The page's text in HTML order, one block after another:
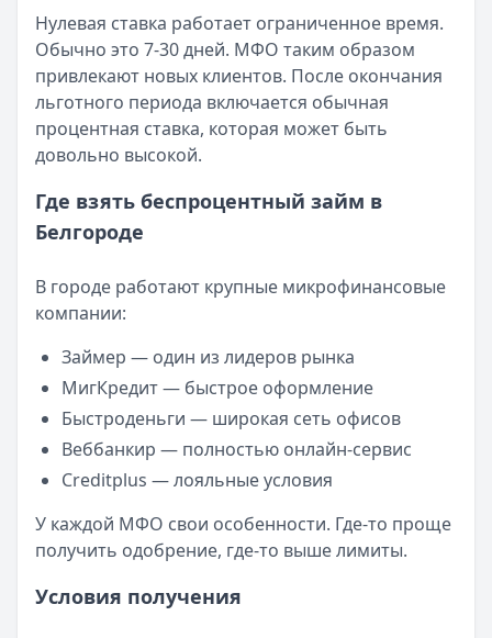
57 сервисов микрозаймов через Госуслуги: где
Кратко:
Авторизация через Госуслуги ускоряет
23 ноября 2025 г.
Категория:
Смс о «одобренном займе» от Bigmani Ru: как
Кратко:
Опубликовано: 23 ноября 2025 г.
Категория:МФО
Читать новость
Все новости
Нулевая ставка работает ограниченное время.
Обычно это 7-30 дней. МФО таким образом
привлекают новых клиентов. После окончания
льготного периода включается обычная
процентная ставка, которая может быть
довольно высокой.
Где взять беспроцентный займ в
Белгороде
В городе работают крупные микрофинансовые
компании:
Займер — один из лидеров рынка
МигКредит — быстрое оформление
Быстроденьги — широкая сеть офисов
Веббанкир — полностью онлайн-сервис
Creditplus — лояльные условия
У каждой МФО свои особенности. Где-то проще
получить одобрение, где-то выше лимиты.
Условия получения